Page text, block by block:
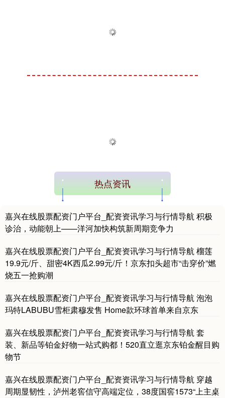
热点资讯
嘉兴在线股票配资门户平台_配资资讯学习与行情导航 积极
诊治，动能朝上——洋河加快构筑新周期竞争力
嘉兴在线股票配资门户平台_配资资讯学习与行情导航 榴莲
19.9元/斤、甜密4K西瓜2.99元/斤！京东扣头超市“击穿价”燃
烧五一抢购潮
嘉兴在线股票配资门户平台_配资资讯学习与行情导航 泡泡
玛特LABUBU雪柜肃穆发售 Home款环球首单来自京东
嘉兴在线股票配资门户平台_配资资讯学习与行情导航 套
装、新品等铂金好物一站式购都！520直立逛京东铂金醒目购
物节
嘉兴在线股票配资门户平台_配资资讯学习与行情导航 穿越
周期显韧性，泸州老窖信守高端定位，38度国窖1573“上主桌